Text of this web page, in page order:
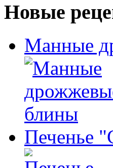
Новые
Манные
Печенье